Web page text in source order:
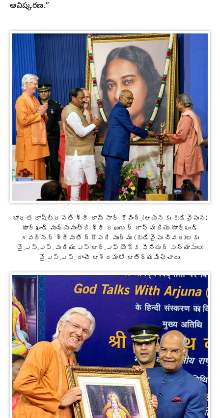
ఆవిష్కరణ.”
భారత రాష్ట్రపతి శ్రీ రామ్ నాథ్ కోవింద్,(ఆయనకు కుడివైపున)
ఝార్ఖండ్ ముఖ్యమంత్రి శ్రీ రఘుబర్ దాస్ మరియు ఝార్ఖండ్
గవర్నర్ శ్రీమతి ద్రౌపది ముర్ము (కుడివైపు చివర)లకు
వై.ఎస్.ఎస్. మరియు ఎస్.ఆర్.ఎఫ్.యొక్క సీనియర్ సన్యాసులు
వై.ఎస్.ఎస్. రాంచీ ఆశ్రమంలో ఆతిథ్యమిచ్చారు.